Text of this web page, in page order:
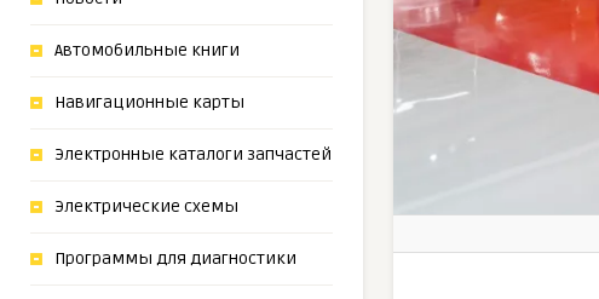
Автомобильные книги
Навигационные карты
Электронные каталоги запчастей
Электрические схемы
Программы для диагностики